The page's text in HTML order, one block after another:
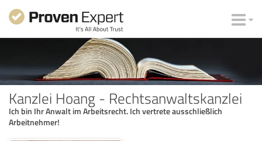
Kanzlei Hoang - Rechtsanwaltskanzlei
Ich bin Ihr Anwalt im Arbeitsrecht. Ich vertrete ausschließlich
Arbeitnehmer!